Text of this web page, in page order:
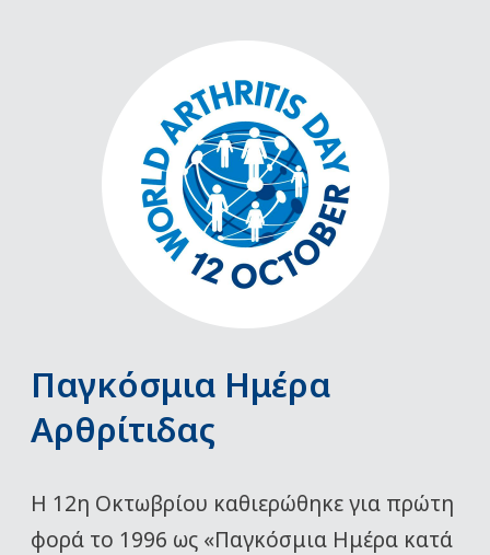
Παγκόσμια Ημέρα
Αρθρίτιδας
Η 12η Οκτωβρίου καθιερώθηκε για πρώτη
φορά το 1996 ως «Παγκόσμια Ημέρα κατά